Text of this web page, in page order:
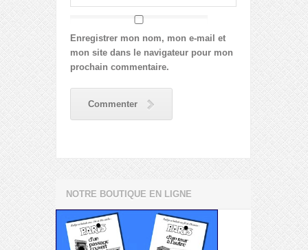
Enregistrer mon nom, mon e-mail et
mon site dans le navigateur pour mon
prochain commentaire.
Commenter
NOTRE BOUTIQUE EN LIGNE